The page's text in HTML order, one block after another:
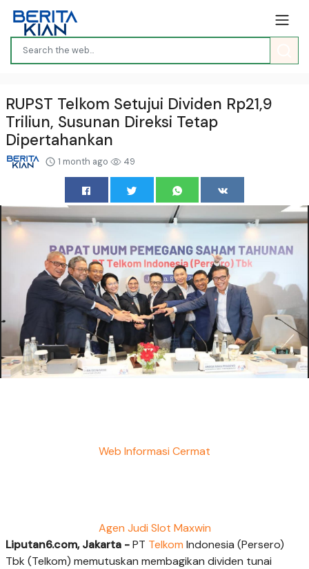
RUPST Telkom Setujui Dividen Rp21,9
Triliun, Susunan Direksi Tetap
Dipertahankan
1 month ago 49
Web Informasi Cermat
Agen Judi Slot Maxwin
Liputan6.com, Jakarta -PT Telkom Indonesia (Persero)
Tbk (Telkom) memutuskan membagikan dividen tunai